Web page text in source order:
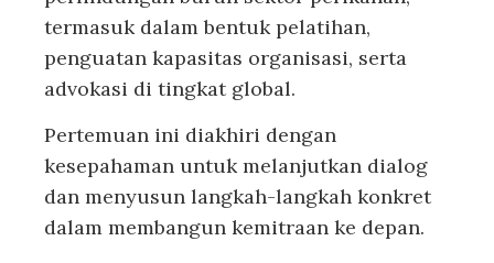
termasuk dalam bentuk pelatihan,
penguatan kapasitas organisasi, serta
advokasi di tingkat global.
Pertemuan ini diakhiri dengan
kesepahaman untuk melanjutkan dialog
dan menyusun langkah-langkah konkret
dalam membangun kemitraan ke depan.